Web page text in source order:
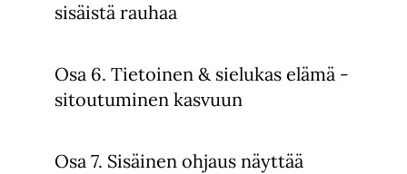
sisäistä rauhaa
Osa 6. Tietoinen & sielukas elämä -
sitoutuminen kasvuun
Osa 7. Sisäinen ohjaus näyttää